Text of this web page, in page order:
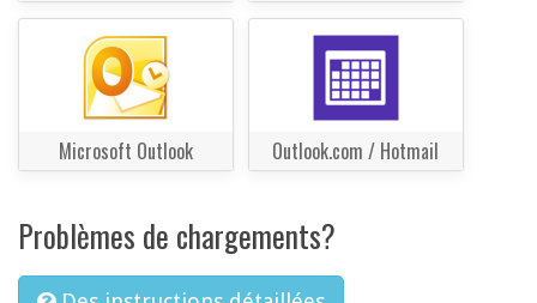
Microsoft Outlook Outlook.com / Hotmail
Problèmes de chargements?